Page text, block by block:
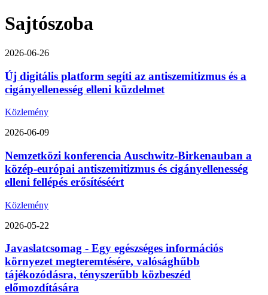
Sajtószoba
2026-06-26
Új digitális platform segíti az antiszemitizmus és a
cigányellenesség elleni küzdelmet
Közlemény
2026-06-09
Nemzetközi konferencia Auschwitz-Birkenauban a
közép-európai antiszemitizmus és cigányellenesség
elleni fellépés erősítéséért
Közlemény
2026-05-22
Javaslatcsomag - Egy egészséges információs
környezet megteremtésére, valósághűbb
tájékozódásra, tényszerűbb közbeszéd
előmozdítására